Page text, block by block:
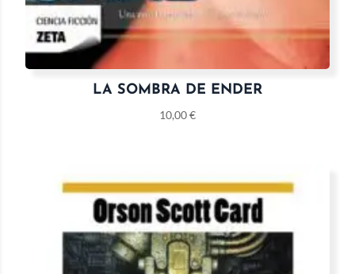
LA SOMBRA DE ENDER
10,00€